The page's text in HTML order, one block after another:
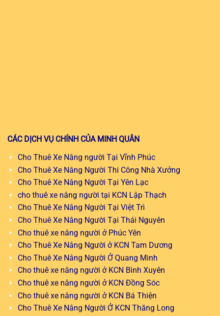
CÁC DỊCH VỤ CHÍNH CỦA MINH QUÂN
Cho Thuê Xe Nâng người Tại Vĩnh Phúc
Cho Thuê Xe Nâng Người Thi Công Nhà Xưởng
Cho Thuê Xe Nâng Người Tại Yên Lạc
cho thuê xe nâng người tại KCN Lập Thạch
Cho Thuê Xe Nâng Người Tại Việt Trì
Cho Thuê Xe Nâng Người Tại Thái Nguyên
Cho thuê xe nâng người ở Phúc Yên
Cho Thuê Xe Nâng Người ở KCN Tam Dương
Cho Thuê Xe Nâng Người Ở Quang Minh
Cho thuê xe nâng người ở KCN Bình Xuyên
Cho thuê xe nâng người ở KCN Đồng Sóc
Cho thuê xe nâng người ở KCN Bá Thiện
Cho Thuê Xe Nâng Người Ở KCN Thăng Long